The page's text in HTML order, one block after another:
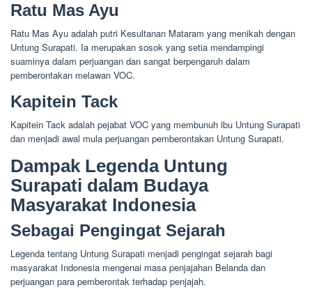
Ratu Mas Ayu
Ratu Mas Ayu adalah putri Kesultanan Mataram yang menikah dengan
Untung Surapati. Ia merupakan sosok yang setia mendampingi
suaminya dalam perjuangan dan sangat berpengaruh dalam
pemberontakan melawan VOC.
Kapitein Tack
Kapitein Tack adalah pejabat VOC yang membunuh ibu Untung Surapati
dan menjadi awal mula perjuangan pemberontakan Untung Surapati.
Dampak Legenda Untung
Surapati dalam Budaya
Masyarakat Indonesia
Sebagai Pengingat Sejarah
Legenda tentang Untung Surapati menjadi pengingat sejarah bagi
masyarakat Indonesia mengenai masa penjajahan Belanda dan
perjuangan para pemberontak terhadap penjajah.